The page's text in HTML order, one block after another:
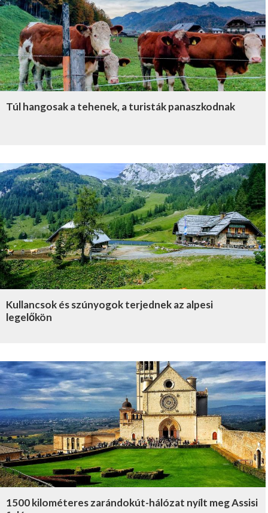
Túl hangosak a tehenek, a turisták panaszkodnak
Kullancsok és szúnyogok terjednek az alpesi
legelőkön
1500 kilométeres zarándokút-hálózat nyílt meg Assisi